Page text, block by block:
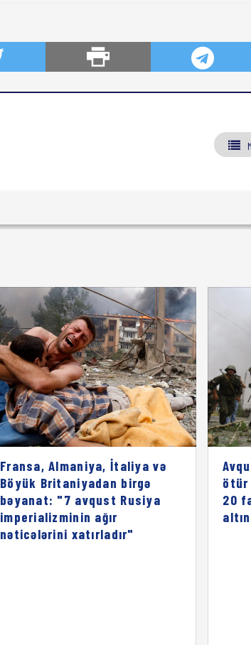
Fransa, Almaniya, İtaliya və
Böyük Britaniyadan birgə
bəyanat: "7 avqust Rusiya
imperializminin ağır
nəticələrini xatırladır"
ötür
20